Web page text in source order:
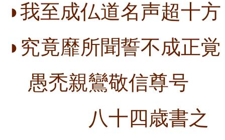
◗我至成仏道名声超十方
◗究竟靡所聞誓不成正覚
愚禿親鸞敬信尊号
八十四歳書之